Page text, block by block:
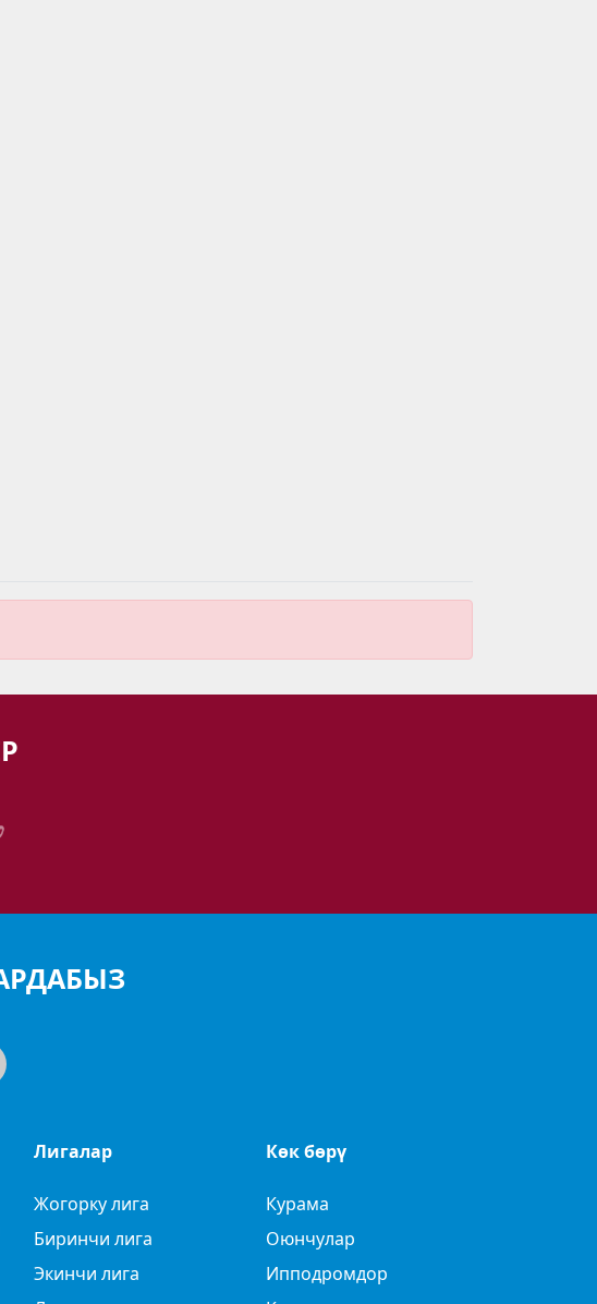
Лигалар
Жогорку лига
Биринчи лига
Экинчи лига
Көк бөрү
Курама
Оюнчулар
Ипподромдор